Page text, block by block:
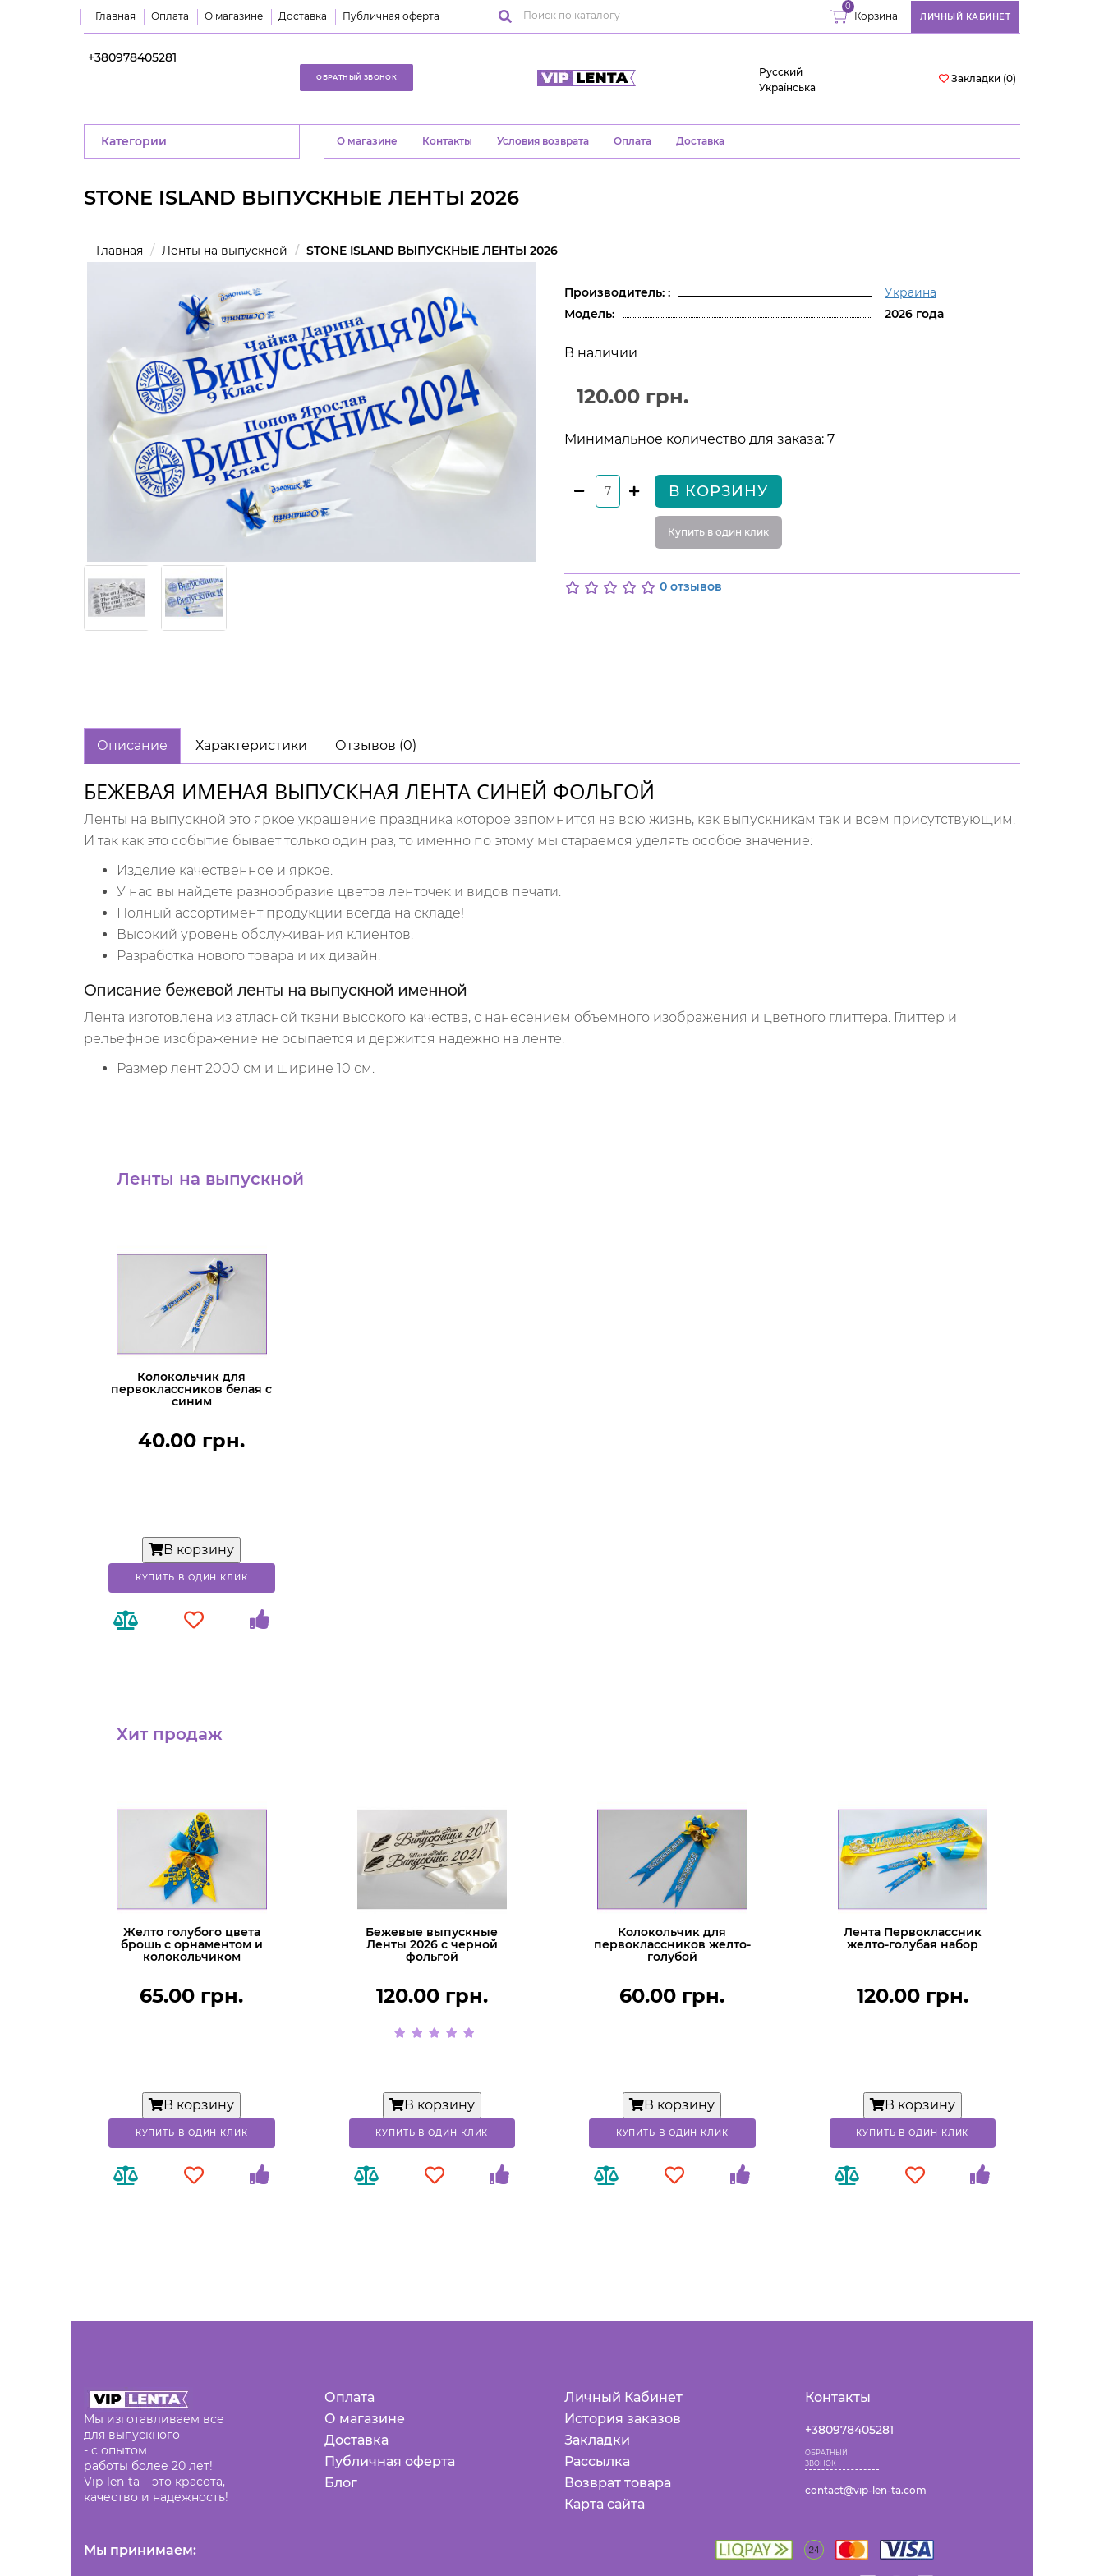
Главная Оплата О магазине Доставка Публичная оферта Корзина
0
ЛИЧНЫЙ КАБИНЕТ
+380978405281
ОБРАТНЫЙ ЗВОНОК
Русский
Українська
Закладки (0)
O магазине Контакты Условия возврата Оплата Доставка
Категории
STONE ISLAND ВЫПУСКНЫЕ ЛЕНТЫ 2026
Главная Ленты на выпускной STONE ISLAND ВЫПУСКНЫЕ ЛЕНТЫ 2026
Производитель: :
Украина
Модель:
2026 года
В наличии
120.00 грн.
Минимальное количество для заказа: 7
В КОРЗИНУ
Купить в один клик
0 отзывов
Описание Характеристики Отзывов (0)
БЕЖЕВАЯ ИМЕНАЯ ВЫПУСКНАЯ ЛЕНТА СИНЕЙ ФОЛЬГОЙ
Ленты на выпускной это яркое украшение праздника которое запомнится на всю жизнь, как выпускникам так и всем присутствующим.
И так как это событие бывает только один раз, то именно по этому мы стараемся уделять особое значение:
Изделие качественное и яркое.
У нас вы найдете разнообразие цветов ленточек и видов печати.
Полный ассортимент продукции всегда на складе!
Высокий уровень обслуживания клиентов.
Разработка нового товара и их дизайн.
Описание бежевой ленты на выпускной именной
Лента изготовлена из атласной ткани высокого качества, с нанесением объемного изображения и цветного глиттера. Глиттер и
рельефное изображение не осыпается и держится надежно на ленте.
Размер лент 2000 см и ширине 10 см.
Ленты на выпускной
Колокольчик для
первоклассников белая с
синим
40.00 грн.
В корзину
КУПИТЬ В ОДИН КЛИК
Хит продаж
Желто голубого цвета
брошь с орнаментом и
колокольчиком
65.00 грн.
В корзину
КУПИТЬ В ОДИН КЛИК
Бежевые выпускные
Ленты 2026 с черной
фольгой
120.00 грн.
В корзину
КУПИТЬ В ОДИН КЛИК
Колокольчик для
первоклассников желто-
голубой
60.00 грн.
В корзину
КУПИТЬ В ОДИН КЛИК
Лента Первоклассник
желто-голубая набор
120.00 грн.
В корзину
КУПИТЬ В ОДИН КЛИК
Мы изготавливаем все
для выпускного
- с опытом
работы более 20 лет!
Vip-len-ta – это красота,
качество и надежность!
Оплата
О магазине
Доставка
Публичная оферта
Блог
Личный Кабинет
История заказов
Закладки
Рассылка
Возврат товара
Карта сайта
Контакты
+380978405281
ОБРАТНЫЙ
ЗВОНОК
contact@vip-len-ta.com
Мы принимаем: